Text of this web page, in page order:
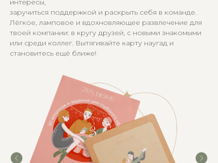
интересы,
заручиться поддержкой и раскрыть себя в команде.
Лёгкое, ламповое и вдохновляющее развлечение для
твоей компании: в кругу друзей, с новыми знакомыми
или среди коллег. Вытягивайте карту наугад и
становитесь ещё ближе!
Подписывайся на нашу рассылку,
обещаем делиться полезными
практиками и советами. Также будем
рассказывать про новинки и акции:
ZEN HOME
t.me/zenmestosily
@zen_home_store
ZEN карточки для пар
ZEN карточки для компаний
Доставка и оплата